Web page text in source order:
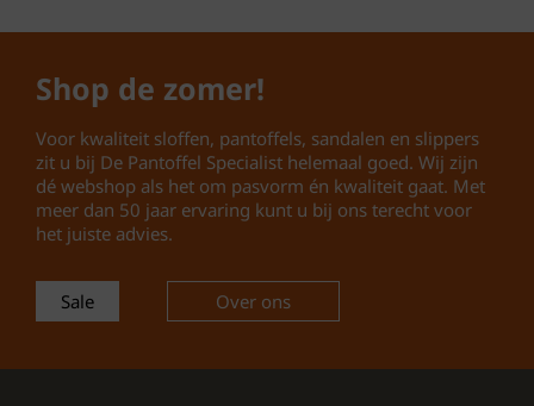
Zool:Rubberen zool met goede
Leest:Normale leest
dagelijks comfort
Waarom kiezen voor de Rohde 2782
17?
Comfortabeleheren pantoffels
met warme viltvoering
aan- en uittrekken
Shop de zomer!
Voor kwaliteit sloffen, pantoffels, sandalen en slippers
zit u bij De Pantoffel Specialist helemaal goed. Wij zijn
dé webshop als het om pasvorm én kwaliteit gaat. Met
meer dan 50 jaar ervaring kunt u bij ons terecht voor
het juiste advies.
Sale Over ons